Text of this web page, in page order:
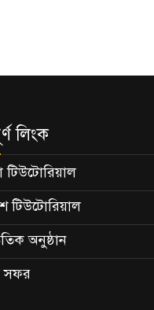
লিংক
টিউটোরিয়াল
টিউটোরিয়াল
অনুষ্ঠান
সফর